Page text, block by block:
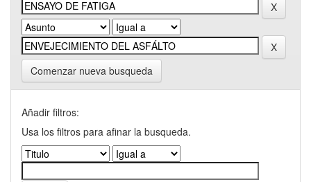
Comenzar nueva busqueda
Añadir filtros:
Usa los filtros para afinar la busqueda.